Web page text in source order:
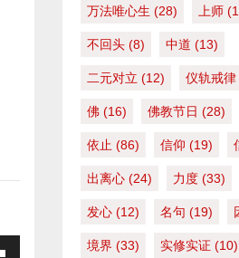
万法唯心生 (28) 上师
不回头 (8) 中道 (13)
二元对立 (12) 仪轨戒律
佛 (16) 佛教节日 (28)
依止 (86) 信仰 (19)
出离心 (24) 力度 (33)
发心 (12) 名句 (19)
境界 (33) 实修实证 (10)